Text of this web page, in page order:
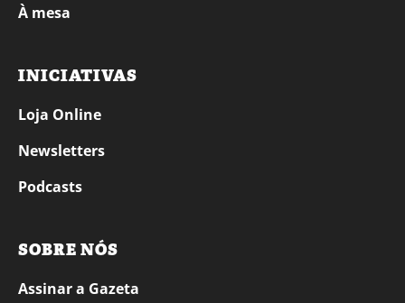
À mesa
INICIATIVAS
Loja Online
Newsletters
Podcasts
SOBRE NÓS
Assinar a Gazeta